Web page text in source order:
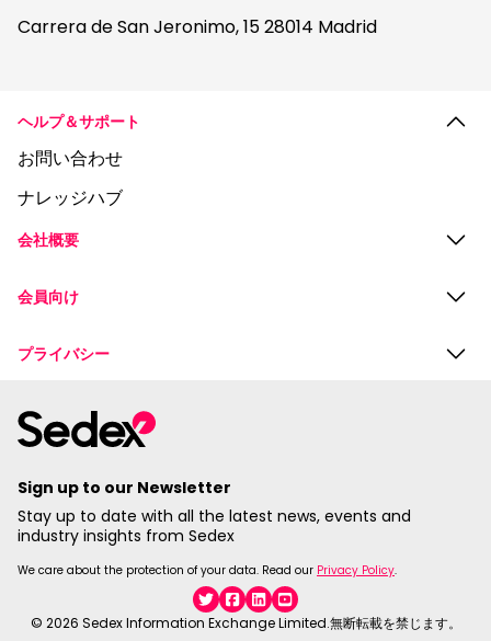
Carrera de San Jeronimo, 15 28014 Madrid
ヘルプ＆サポート
お問い合わせ
ナレッジハブ
会社概要
会員向け
プライバシー
Sign up to our Newsletter
Stay up to date with all the latest news, events and
industry insights from Sedex
We care about the protection of your data. Read our Privacy Policy.
TwitterFacebook
Linkedin
YouTube
© 2026 Sedex Information Exchange Limited.無断転載を禁じます。